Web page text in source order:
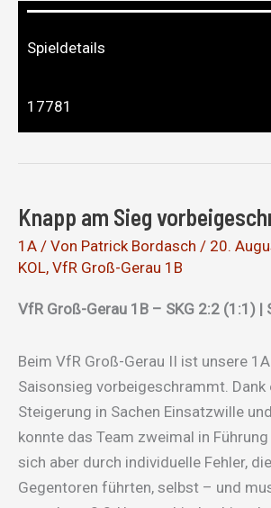
Spieldetails
17781
Knapp am Sieg
1A / Von Patrick Bordasch / 20.
KOL, VfR Groß-Gerau 1B
VfR Groß-Gerau 1B – SKG 2:2 (1:1) |
Beim VfR Groß-Gerau II ist unsere
Saisonsieg vorbeigeschrammt. Dank
Steigerung in Sachen Einsatzwille
konnte das Team zweimal in
sich aber durch individuelle Fehler,
Gegentoren führten, selbst – und